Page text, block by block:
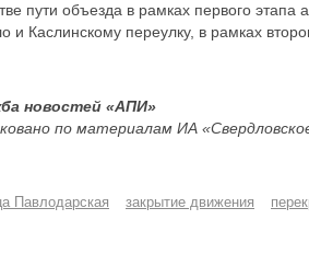
пути объезда в рамках первого
и Каслинскому переулку, в рамках
новостей «АПИ»
по материалам ИА
Павлодарская закрытие движения